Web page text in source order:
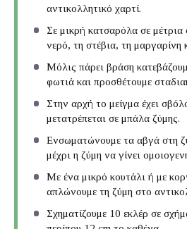
αντικολλητικό χαρτί.
Σε μικρή κατσαρόλα σε μέτρια
νερό, τη στέβια, τη μαργαρίνη
Μόλις πάρει βράση
φωτιά και προσθέτουμε
Στην αρχή το μείγμα έχει
μετατρέπεται σε μπάλα ζύμης.
Ενσωματώνουμε τα αβγά στη
μέχρι η ζύμη να γίνει
Με ένα μικρό κουτάλι ή με
απλώνουμε τη ζύμη στο
Σχηματίζουμε 10 εκλέρ σε